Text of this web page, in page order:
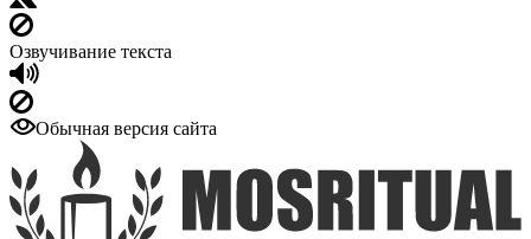
Озвучивание текста
Обычная версия сайта